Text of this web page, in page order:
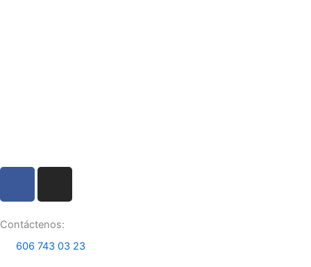
e
b
t
a
Contáctenos:
606 743 03 23